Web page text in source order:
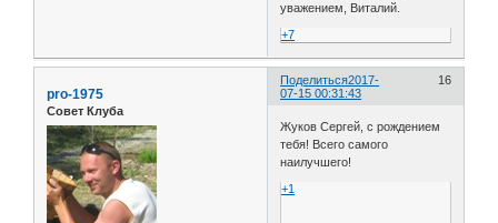
уважением, Виталий.
+7
Поделиться 16
2017-
07-15 00:31:43
pro-1975
Совет Клуба
Жуков Сергей, с рождением
тебя! Всего самого
наилучшего!
+1